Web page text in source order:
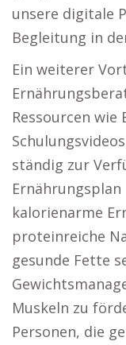
unsere digitale
Begleitung in
Ein weiterer
Ressourcen wie
ständig zur
kalorienarme
proteinreiche
gesunde Fette
Muskeln zu
Personen, die